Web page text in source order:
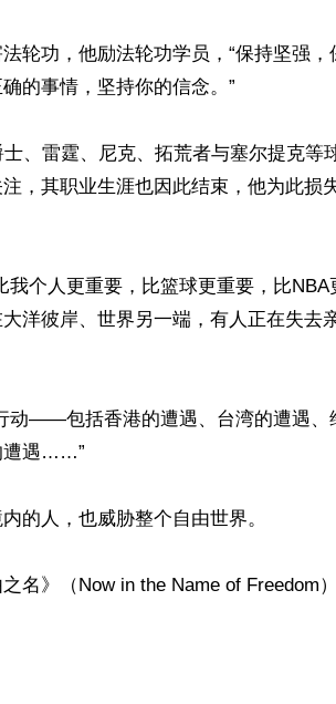
轮功，他励法轮功学员，“保持坚强，
的事情，坚持你的信念。”
、雷霆、尼克、拓荒者与塞尔提克等
，其职业生涯也因此结束，他为此损
我个人更重要，比篮球更重要，比NBA
洋彼岸、世界另一端，有人正在失去
动——包括香港的遭遇、台湾的遭遇、
遭遇……”
的人，也威胁整个自由世界。
名》（Now in the Name of Freedom